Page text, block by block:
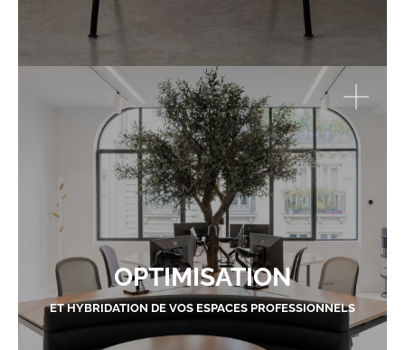
OPTIMISATION
ET HYBRIDATION DE VOS ESPACES PROFESSIONNELS